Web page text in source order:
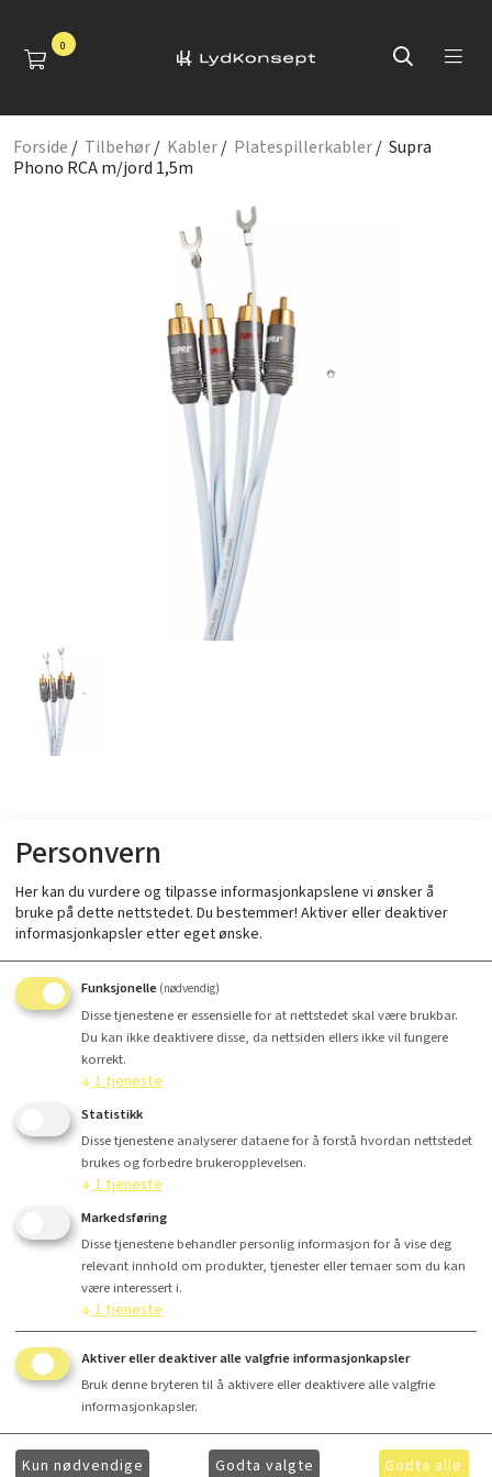
0
Forside / Tilbehør/ Kabler/ Platespillerkabler/ Supra
Phono RCA m/jord 1,5m
Supra Phono RCA m/jord
1,5m
Utvidet produktbeskrivelse
Ønsker du å få ytterligere informasjon om våre produkter og mer informasjon om gunstig
Personvern
Her kan du vurdere og tilpasse informasjonkapslene vi ønsker å
bruke på dette nettstedet. Du bestemmer! Aktiver eller deaktiver
informasjonkapsler etter eget ønske.
Funksjonelle (nødvendig)
Disse tjenestene er essensielle for at nettstedet skal være brukbar.
Du kan ikke deaktivere disse, da nettsiden ellers ikke vil fungere
korrekt.
↓ 1tjeneste
Statistikk
Disse tjenestene analyserer dataene for å forstå hvordan nettstedet
brukes og forbedre brukeropplevelsen.
↓ 1 tjeneste
Markedsføring
Disse tjenestene behandler personlig informasjon for å vise deg
relevant innhold om produkter, tjenester eller temaer som du kan
være interessert i.
↓ 1 tjeneste
Aktiver eller deaktiver alle valgfrie informasjonkapsler
Bruk denne bryteren til å aktivere eller deaktivere alle valgfrie
informasjonkapsler.
Kun nødvendige Godta valgte Godta alle